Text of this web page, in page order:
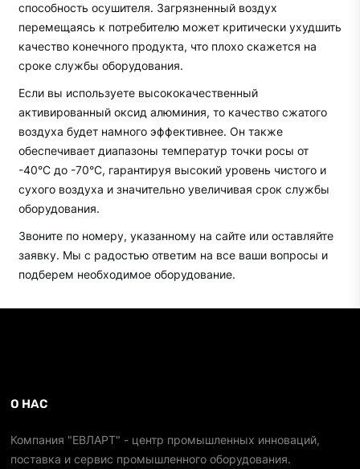
способность осушителя. Загрязненный воздух
перемещаясь к потребителю может критически ухудшить
качество конечного продукта, что плохо скажется на
сроке службы оборудования.
Если вы используете высококачественный
активированный оксид алюминия, то качество сжатого
воздуха будет намного эффективнее. Он также
обеспечивает диапазоны температур точки росы от
-40°С до -70°С, гарантируя высокий уровень чистого и
сухого воздуха и значительно увеличивая срок службы
оборудования.
Звоните по номеру, указанному на сайте или оставляйте
заявку. Мы с радостью ответим на все ваши вопросы и
подберем необходимое оборудование.
О НАС
Компания "ЕВЛАРТ" - центр промышленных инноваций,
поставка и сервис промышленного оборудования.